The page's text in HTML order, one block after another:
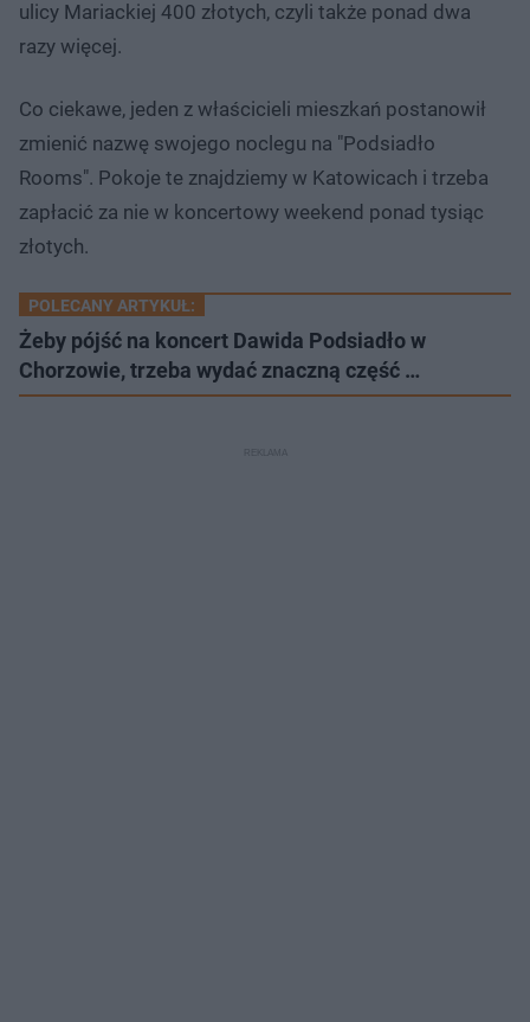
ulicy Mariackiej 400 złotych, czyli także ponad dwa
razy więcej.
Co ciekawe, jeden z właścicieli mieszkań postanowił
zmienić nazwę swojego noclegu na "Podsiadło
Rooms". Pokoje te znajdziemy w Katowicach i trzeba
zapłacić za nie w koncertowy weekend ponad tysiąc
złotych.
POLECANY ARTYKUŁ:
Żeby pójść na koncert Dawida Podsiadło w
Chorzowie, trzeba wydać znaczną część …